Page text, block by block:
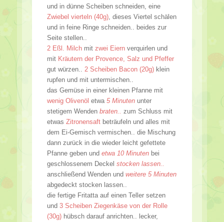
und in dünne Scheiben schneiden, eine
Zwiebel vierteln (40g) , dieses Viertel schälen
und in feine Ringe schneiden.. beides zur
Seite stellen..
2 Eßl. Milch mit zwei Eiern verquirlen und
mit Kräutern der Provence, Salz und Pfeffer
gut würzen.. 2 Scheiben Bacon (20g) klein
rupfen und mit untermischen..
das Gemüse in einer kleinen Pfanne mit
wenig Olivenöl etwa 5 Minuten unter
stetigem Wenden braten..
zum Schluss mit
etwas Zitronensaft beträufeln und alles mit
dem Ei-Gemisch vermischen.. die Mischung
dann zurück in die wieder leicht gefettete
Pfanne geben und etwa 10 Minuten bei
geschlossenem Deckel stocken lassen..
anschließend Wenden und weitere 5 Minuten
abgedeckt stocken lassen..
die fertige Fritatta auf einen Teller setzen
und 3 Scheiben Ziegenkäse von der Rolle
(30g) hübsch darauf anrichten.. lecker,